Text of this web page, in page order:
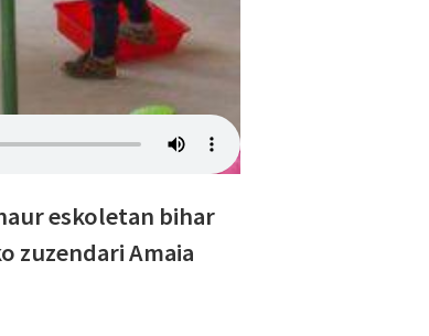
eskoletan bihar
zuzendari Amaia